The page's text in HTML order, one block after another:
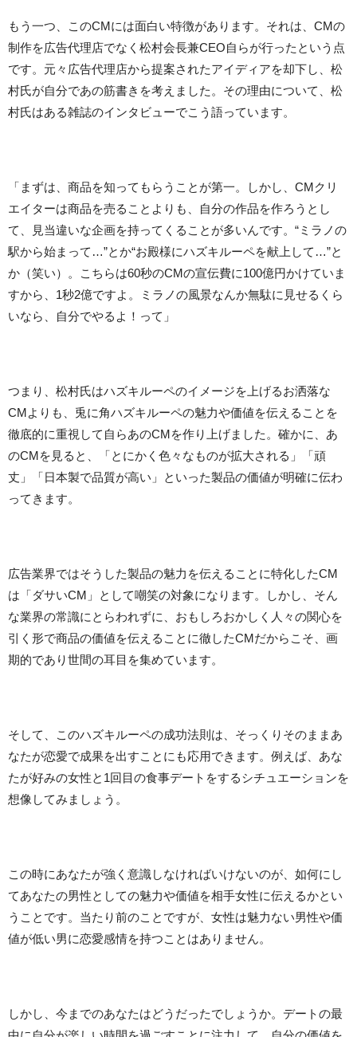
もう一つ、このCMには面白い特徴があります。それは、CMの
制作を広告代理店でなく松村会長兼CEO自らが行ったという点
です。元々広告代理店から提案されたアイディアを却下し、松
村氏が自分であの筋書きを考えました。その理由について、松
村氏はある雑誌のインタビューでこう語っています。
「まずは、商品を知ってもらうことが第一。しかし、CMクリ
エイターは商品を売ることよりも、自分の作品を作ろうとし
て、見当違いな企画を持ってくることが多いんです。“ミラノの
駅から始まって…”とか“お殿様にハズキルーペを献上して…”と
か（笑い）。こちらは60秒のCMの宣伝費に100億円かけていま
すから、1秒2億ですよ。ミラノの風景なんか無駄に見せるくら
いなら、自分でやるよ！って」
つまり、松村氏はハズキルーペのイメージを上げるお洒落な
CMよりも、兎に角ハズキルーペの魅力や価値を伝えることを
徹底的に重視して自らあのCMを作り上げました。確かに、あ
のCMを見ると、「とにかく色々なものが拡大される」「頑
丈」「日本製で品質が高い」といった製品の価値が明確に伝わ
ってきます。
広告業界ではそうした製品の魅力を伝えることに特化したCM
は「ダサいCM」として嘲笑の対象になります。しかし、そん
な業界の常識にとらわれずに、おもしろおかしく人々の関心を
引く形で商品の価値を伝えることに徹したCMだからこそ、画
期的であり世間の耳目を集めています。
そして、このハズキルーペの成功法則は、そっくりそのままあ
なたが恋愛で成果を出すことにも応用できます。例えば、あな
たが好みの女性と1回目の食事デートをするシチュエーションを
想像してみましょう。
この時にあなたが強く意識しなければいけないのが、如何にし
てあなたの男性としての魅力や価値を相手女性に伝えるかとい
うことです。当たり前のことですが、女性は魅力ない男性や価
値が低い男に恋愛感情を持つことはありません。
しかし、今までのあなたはどうだったでしょうか。デートの最